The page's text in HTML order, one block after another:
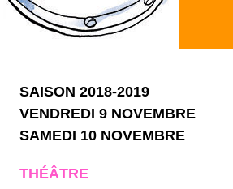
SAISON 2018-2019
VENDREDI 9 NOVEMBRE
SAMEDI 10 NOVEMBRE
THÉÂTRE